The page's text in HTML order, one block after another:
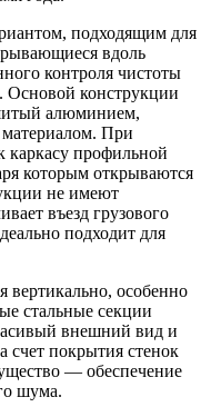
подходящим для
вдоль
контроля чистоты
Основой конструкции
алюминием,
При
каркасу профильной
которым открываются
не имеют
въезд грузового
подходит для
особенно
стальные секции
внешний вид и
счет покрытия стенок
— обеспечение
шума.